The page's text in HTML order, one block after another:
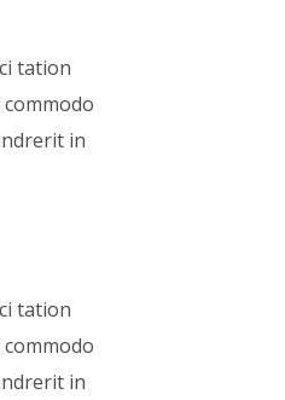
tation
in
tation
in